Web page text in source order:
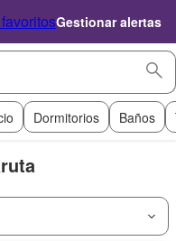
Gestionar alertas
Dormitorios Baños